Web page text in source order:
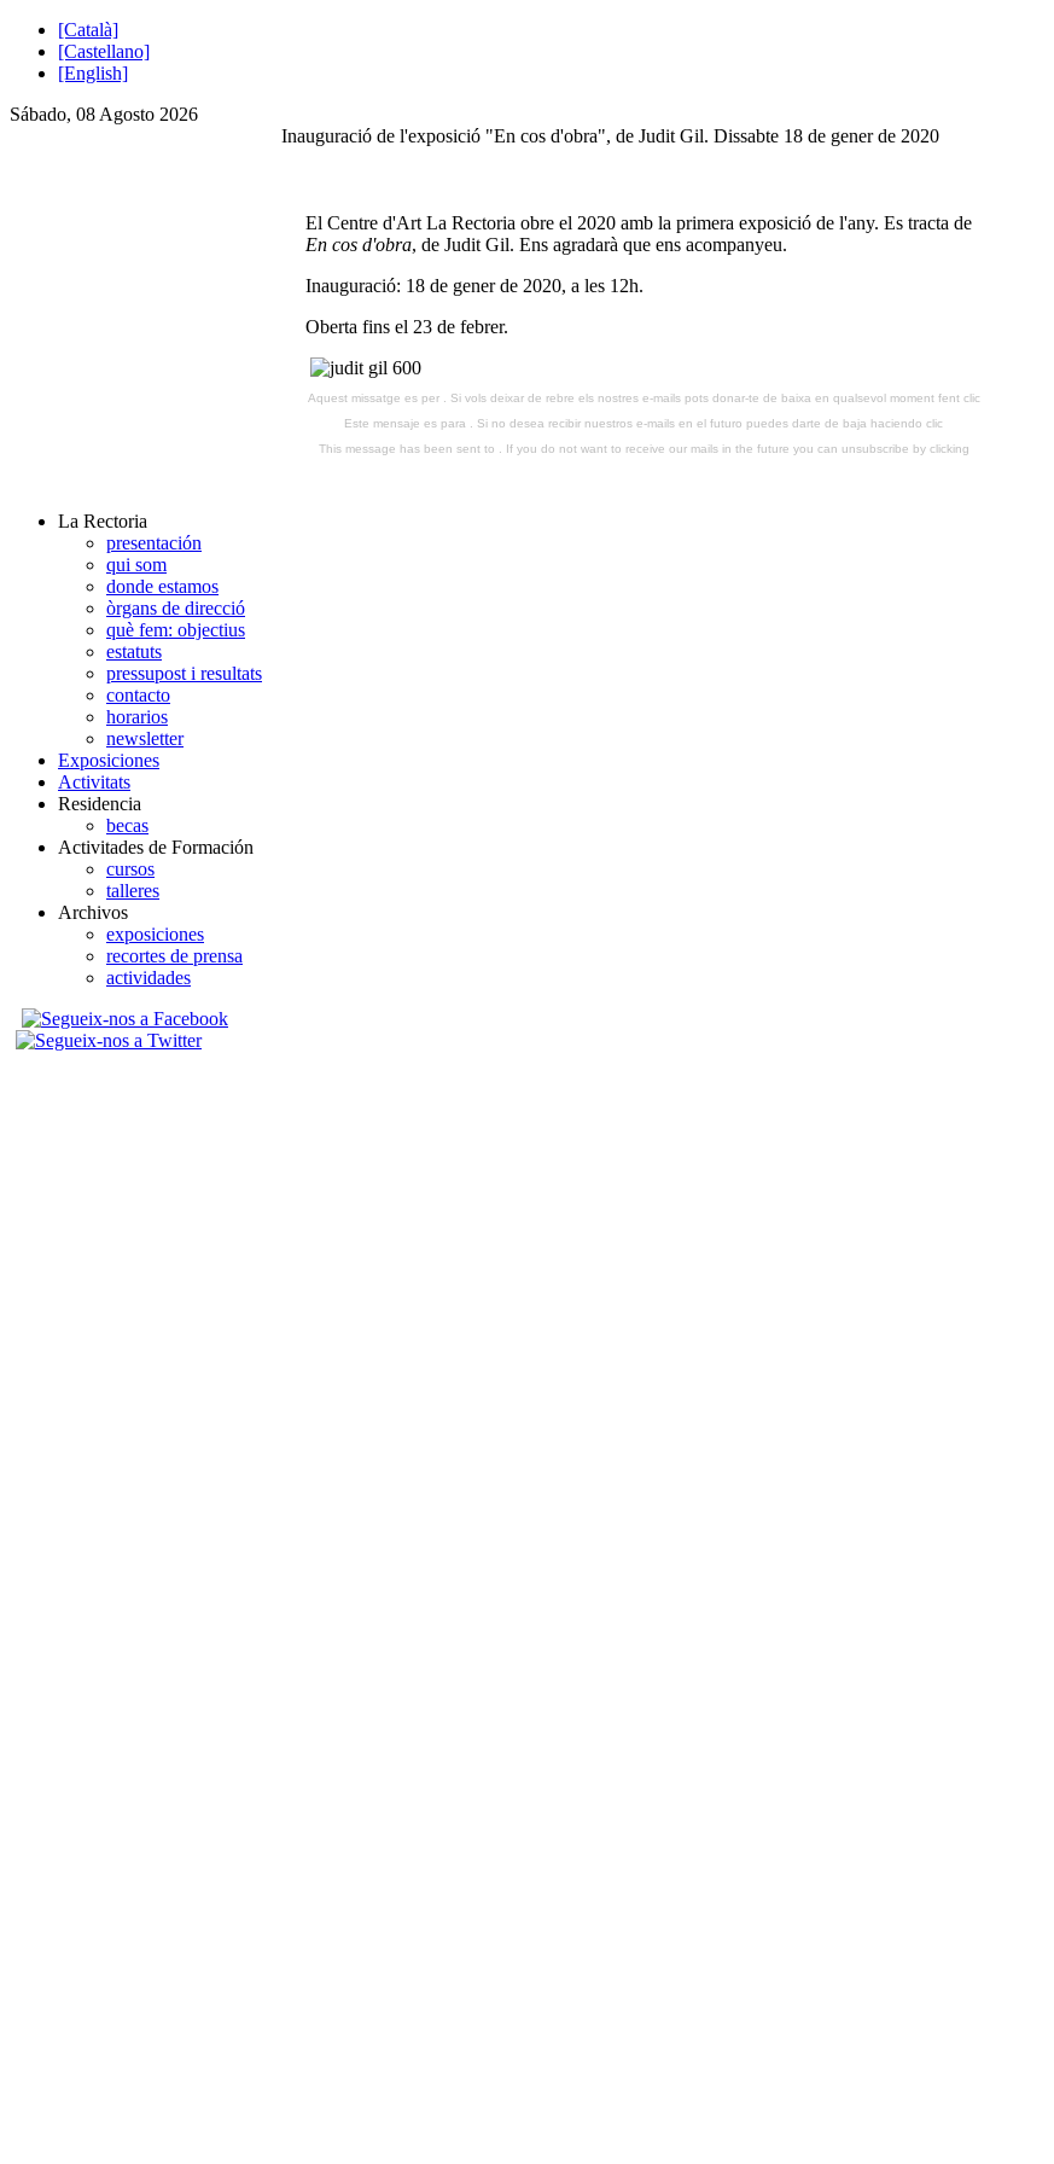
[Català]
[Castellano]
[English]
Sábado, 08 Agosto 2026
Inauguració de l'exposició "En cos d'obra", de Judit Gil. Dissabte 18 de gener de 2020
El Centre d'Art La Rectoria obre el 2020 amb la primera exposició de l'any. Es tracta de
En cos d'obra, de Judit Gil. Ens agradarà que ens acompanyeu.
Inauguració: 18 de gener de 2020, a les 12h.
Oberta fins el 23 de febrer.
Aquest missatge es per . Si vols deixar de rebre els nostres e-mails pots donar-te de baixa en qualsevol moment fent clic
Este mensaje es para . Si no desea recibir nuestros e-mails en el futuro puedes darte de baja haciendo clic
This message has been sent to . If you do not want to receive our mails in the future you can unsubscribe by clicking
La Rectoria
presentación
qui som
donde estamos
òrgans de direcció
què fem: objectius
estatuts
pressupost i resultats
contacto
horarios
newsletter
Exposiciones
Activitats
Residencia
becas
Activitades de Formación
cursos
talleres
Archivos
exposiciones
recortes de prensa
actividades